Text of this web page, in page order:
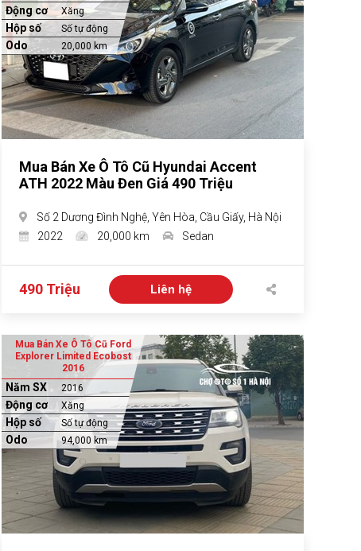
Động cơ Xăng
Hộp số Số tự động
Odo 20,000 km
Mua Bán Xe Ô Tô Cũ Hyundai Accent
ATH 2022 Màu Đen Giá 490 Triệu
Số 2 Dương Đình Nghệ, Yên Hòa, Cầu Giấy, Hà Nội
2022
20,000 km Sedan
490 Triệu Liên hệ
Mua Bán Xe Ô Tô Cũ Ford
Explorer Limited Ecobost
2016
Năm SX 2016
Động cơ Xăng
Hộp số Số tự động
Odo 94,000 km